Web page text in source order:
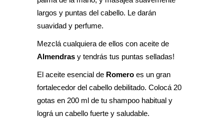
largos y puntas del cabello. Le darán
suavidad y perfume.
Mezclá cualquiera de ellos con aceite de
Almendras y tendrás tus puntas selladas!
El aceite esencial de Romero es un gran
fortalecedor del cabello debilitado. Colocá 20
gotas en 200 ml de tu shampoo habitual y
lográ un cabello fuerte y saludable.